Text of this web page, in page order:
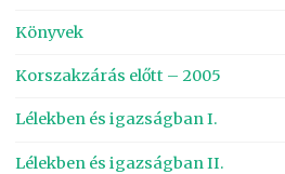
Könyvek
Korszakzárás előtt – 2005
Lélekben és igazságban I.
Lélekben és igazságban II.